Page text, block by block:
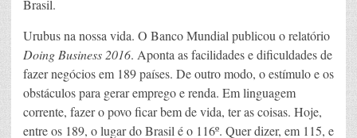
Brasil.
Urubus na nossa vida. O Banco Mundial publicou o relatório
Doing Business 2016. Aponta as facilidades e dificuldades de
fazer negócios em 189 países. De outro modo, o estímulo e os
obstáculos para gerar emprego e renda. Em linguagem
corrente, fazer o povo ficar bem de vida, ter as coisas. Hoje,
entre os 189, o lugar do Brasil é o 116º. Quer dizer, em 115, e